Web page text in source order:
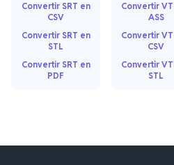
Convertir SRT en
CSV
Convertir SRT en
STL
Convertir SRT en
PDF
Convertir
ASS
Convertir
CSV
Convertir
STL